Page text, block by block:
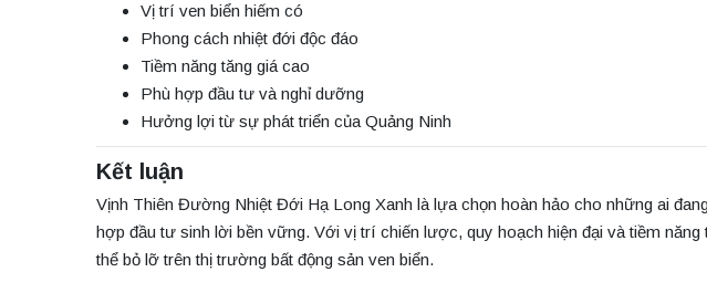
Vị trí ven biển hiếm có
Phong cách nhiệt đới độc đáo
Tiềm năng tăng giá cao
Phù hợp đầu tư và nghỉ dưỡng
Hưởng lợi từ sự phát triển của Quảng Ninh
Kết luận
Vịnh Thiên Đường Nhiệt Đới Hạ Long Xanh là lựa chọn hoàn hảo cho những ai
hợp đầu tư sinh lời bền vững. Với vị trí chiến lược, quy hoạch hiện đại và tiềm
thể bỏ lỡ trên thị trường bất động sản ven biển.